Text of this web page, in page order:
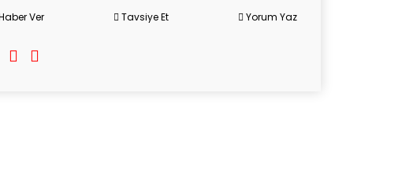
Ver Tavsiye Et Yorum Yaz